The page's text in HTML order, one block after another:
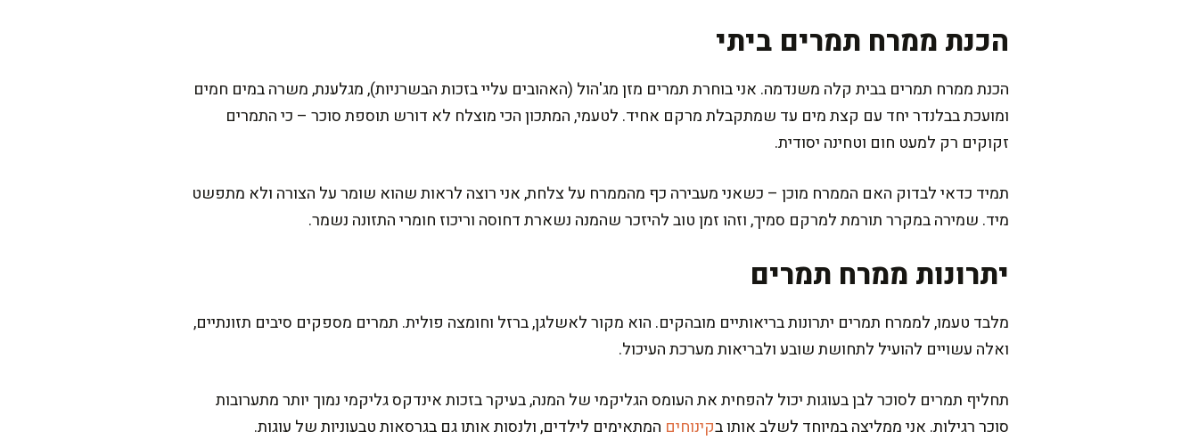
הכנת ממרח תמרים ביתי
הכנת ממרח תמרים בבית קלה משנדמה. אני בוחרת תמרים מזן מג'הול (האהובים עליי בזכות הבשרניות), מגלענת, משרה במים חמים
ומועכת בבלנדר יחד עם קצת מים עד שמתקבלת מרקם אחיד. לטעמי, המתכון הכי מוצלח לא דורש תוספת סוכר – כי התמרים
זקוקים רק למעט חום וטחינה יסודית.
תמיד כדאי לבדוק האם הממרח מוכן – כשאני מעבירה כף מהממרח על צלחת, אני רוצה לראות שהוא שומר על הצורה ולא מתפשט
מיד. שמירה במקרר תורמת למרקם סמיך, וזהו זמן טוב להיזכר שהמנה נשארת דחוסה וריכוז חומרי התזונה נשמר.
יתרונות ממרח תמרים
מלבד טעמו, לממרח תמרים יתרונות בריאותיים מובהקים. הוא מקור לאשלגן, ברזל וחומצה פולית. תמרים מספקים סיבים תזונתיים,
ואלה עשויים להועיל לתחושת שובע ולבריאות מערכת העיכול.
תחליף תמרים לסוכר לבן בעוגות יכול להפחית את העומס הגליקמי של המנה, בעיקר בזכות אינדקס גליקמי נמוך יותר מתערובות
סוכר רגילות. אני ממליצה במיוחד לשלב אותו בקינוחים המתאימים לילדים, ולנסות אותו גם בגרסאות טבעוניות של עוגות.